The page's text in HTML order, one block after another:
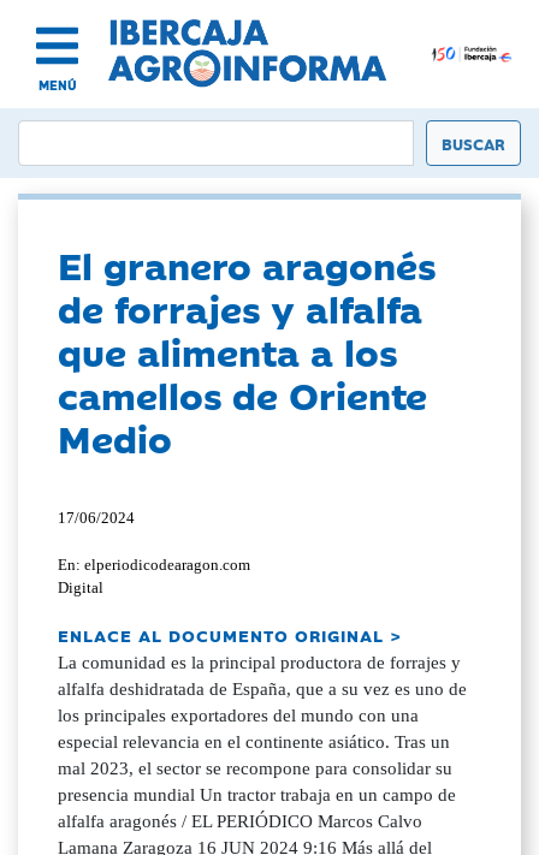
MENÚ
El granero aragonés
de forrajes y alfalfa
que alimenta a los
camellos de Oriente
Medio
17/06/2024
En: elperiodicodearagon.com
Digital
ENLACE AL DOCUMENTO ORIGINAL >
La comunidad es la principal productora de forrajes y
alfalfa deshidratada de España, que a su vez es uno de
los principales exportadores del mundo con una
especial relevancia en el continente asiático. Tras un
mal 2023, el sector se recompone para consolidar su
presencia mundial Un tractor trabaja en un campo de
alfalfa aragonés / EL PERIÓDICO Marcos Calvo
Lamana Zaragoza 16 JUN 2024 9:16 Más allá del